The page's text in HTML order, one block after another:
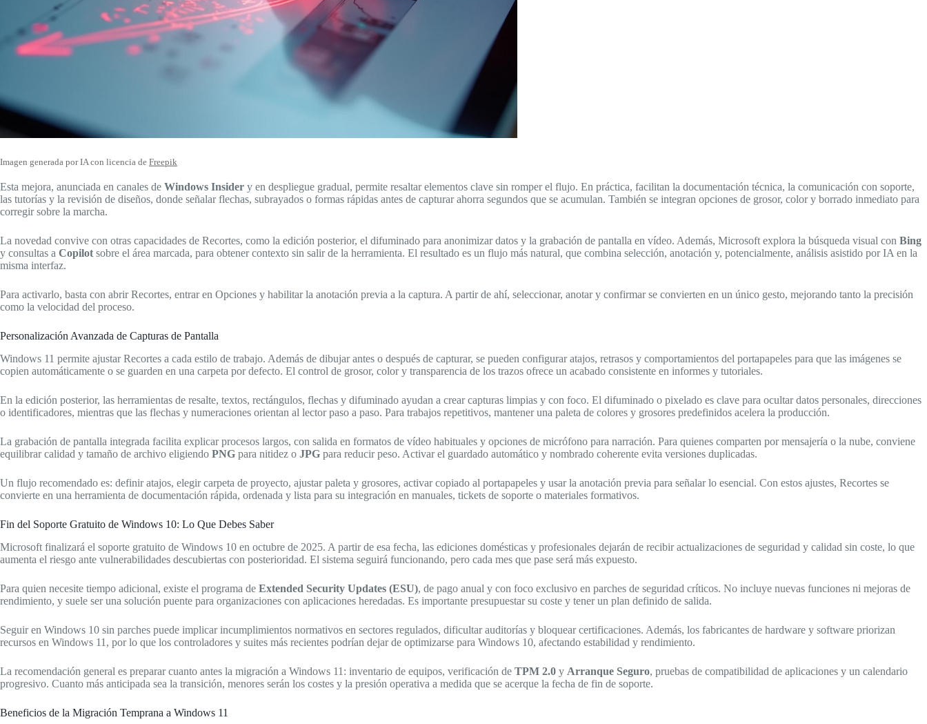
Imagen generada por IA con licencia de Freepik
Esta mejora, anunciada en canales de Windows Insider y en despliegue gradual, permite resaltar elementos clave sin romper el flujo. En práctica, facilitan la documentación técnica, la comunicación con soporte,
las tutorías y la revisión de diseños, donde señalar flechas, subrayados o formas rápidas antes de capturar ahorra segundos que se acumulan. También se integran opciones de grosor, color y borrado inmediato para
corregir sobre la marcha.
La novedad convive con otras capacidades de Recortes, como la edición posterior, el difuminado para anonimizar datos y la grabación de pantalla en vídeo. Además, Microsoft explora la búsqueda visual con Bing
y consultas a Copilot sobre el área marcada, para obtener contexto sin salir de la herramienta. El resultado es un flujo más natural, que combina selección, anotación y, potencialmente, análisis asistido por IA en la
misma interfaz.
Para activarlo, basta con abrir Recortes, entrar en Opciones y habilitar la anotación previa a la captura. A partir de ahí, seleccionar, anotar y confirmar se convierten en un único gesto, mejorando tanto la precisión
como la velocidad del proceso.
Personalización Avanzada de Capturas de Pantalla
Windows 11 permite ajustar Recortes a cada estilo de trabajo. Además de dibujar antes o después de capturar, se pueden configurar atajos, retrasos y comportamientos del portapapeles para que las imágenes se
copien automáticamente o se guarden en una carpeta por defecto. El control de grosor, color y transparencia de los trazos ofrece un acabado consistente en informes y tutoriales.
En la edición posterior, las herramientas de resalte, textos, rectángulos, flechas y difuminado ayudan a crear capturas limpias y con foco. El difuminado o pixelado es clave para ocultar datos personales, direcciones
o identificadores, mientras que las flechas y numeraciones orientan al lector paso a paso. Para trabajos repetitivos, mantener una paleta de colores y grosores predefinidos acelera la producción.
La grabación de pantalla integrada facilita explicar procesos largos, con salida en formatos de vídeo habituales y opciones de micrófono para narración. Para quienes comparten por mensajería o la nube, conviene
equilibrar calidad y tamaño de archivo eligiendo PNG para nitidez o JPG para reducir peso. Activar el guardado automático y nombrado coherente evita versiones duplicadas.
Un flujo recomendado es: definir atajos, elegir carpeta de proyecto, ajustar paleta y grosores, activar copiado al portapapeles y usar la anotación previa para señalar lo esencial. Con estos ajustes, Recortes se
convierte en una herramienta de documentación rápida, ordenada y lista para su integración en manuales, tickets de soporte o materiales formativos.
Fin del Soporte Gratuito de Windows 10: Lo Que Debes Saber
Microsoft finalizará el soporte gratuito de Windows 10 en octubre de 2025. A partir de esa fecha, las ediciones domésticas y profesionales dejarán de recibir actualizaciones de seguridad y calidad sin coste, lo que
aumenta el riesgo ante vulnerabilidades descubiertas con posterioridad. El sistema seguirá funcionando, pero cada mes que pase será más expuesto.
Para quien necesite tiempo adicional, existe el programa de Extended Security Updates (ESU), de pago anual y con foco exclusivo en parches de seguridad críticos. No incluye nuevas funciones ni mejoras de
rendimiento, y suele ser una solución puente para organizaciones con aplicaciones heredadas. Es importante presupuestar su coste y tener un plan definido de salida.
Seguir en Windows 10 sin parches puede implicar incumplimientos normativos en sectores regulados, dificultar auditorías y bloquear certificaciones. Además, los fabricantes de hardware y software priorizan
recursos en Windows 11, por lo que los controladores y suites más recientes podrían dejar de optimizarse para Windows 10, afectando estabilidad y rendimiento.
La recomendación general es preparar cuanto antes la migración a Windows 11: inventario de equipos, verificación de TPM 2.0 y Arranque Seguro, pruebas de compatibilidad de aplicaciones y un calendario
progresivo. Cuanto más anticipada sea la transición, menores serán los costes y la presión operativa a medida que se acerque la fecha de fin de soporte.
Beneficios de la Migración Temprana a Windows 11